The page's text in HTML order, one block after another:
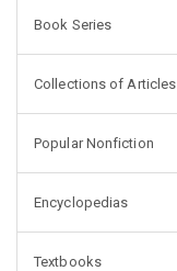
Book Series
Collections of Articles
Popular Nonfiction
Encyclopedias
Textbooks